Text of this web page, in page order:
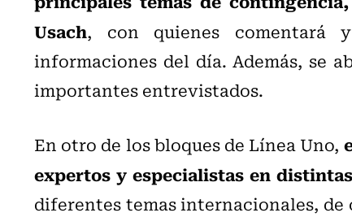
Usach, con quienes comentará
informaciones del día. Además, se
importantes entrevistados.
En otro de los bloques de Línea Uno,
expertos y especialistas en
diferentes temas internacionales,